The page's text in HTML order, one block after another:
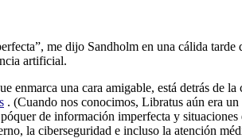
me dijo Sandholm en una cálida
artificial.
una cara amigable, está detrás de
. (Cuando nos conocimos, Libratus aún era
de información imperfecta y situaciones
la ciberseguridad e incluso la atención